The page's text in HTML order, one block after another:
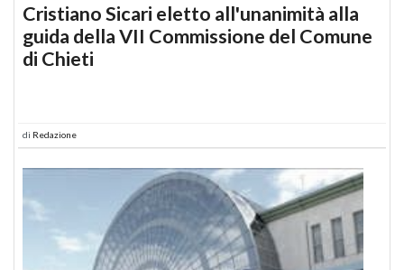
Cristiano Sicari eletto all'unanimità alla
guida della VII Commissione del Comune
di Chieti
di Redazione